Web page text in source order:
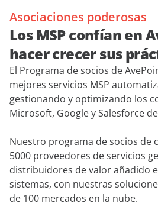
Asociaciones poderosas
Los MSP confían en
hacer crecer sus
El Programa de socios de
mejores servicios MSP
gestionando y optimizando los
Microsoft, Google y Salesforce
Nuestro programa de socios de
5000 proveedores de servicios
distribuidores de valor añadido
sistemas, con nuestras
de 100 mercados en la nube.